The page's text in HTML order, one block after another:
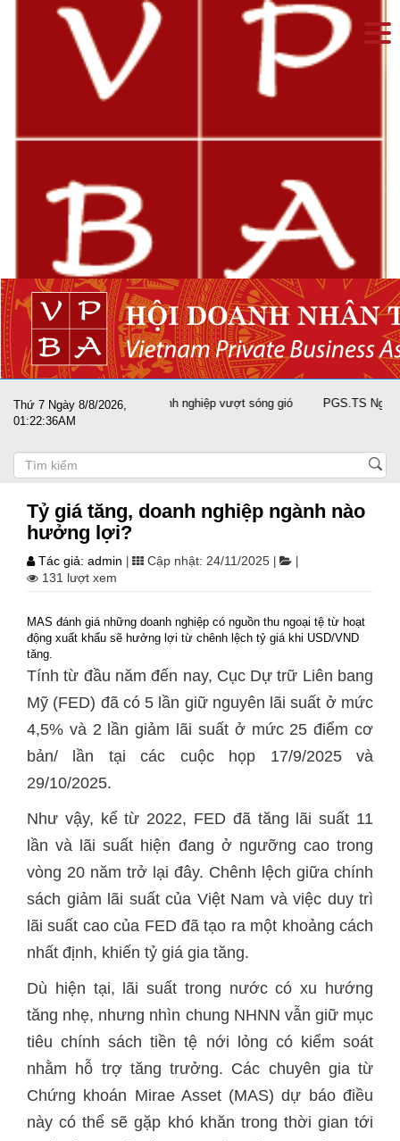
Thứ 7 Ngày 8/8/2026,
01:22:36AM
nước sát cánh cùng doanh nghiệp vượt sóng gió PGS.TS Nguyễn
Tỷ giá tăng, doanh nghiệp ngành nào
hưởng lợi?
Tác giả: admin Cập nhật: 24/11/2025
131 lượt xem
MAS đánh giá những doanh nghiệp có nguồn thu ngoại tệ từ hoạt
động xuất khẩu sẽ hưởng lợi từ chênh lệch tỷ giá khi USD/VND
tăng.
Tính từ đầu năm đến nay, Cục Dự trữ Liên bang
Mỹ (FED) đã có 5 lần giữ nguyên lãi suất ở mức
4,5% và 2 lần giảm lãi suất ở mức 25 điểm cơ
bản/ lần tại các cuộc họp 17/9/2025 và
29/10/2025.
Như vậy, kể từ 2022, FED đã tăng lãi suất 11
lần và lãi suất hiện đang ở ngưỡng cao trong
vòng 20 năm trở lại đây. Chênh lệch giữa chính
sách giảm lãi suất của Việt Nam và việc duy trì
lãi suất cao của FED đã tạo ra một khoảng cách
nhất định, khiến tỷ giá gia tăng.
Dù hiện tại, lãi suất trong nước có xu hướng
tăng nhẹ, nhưng nhìn chung NHNN vẫn giữ mục
tiêu chính sách tiền tệ nới lỏng có kiểm soát
nhằm hỗ trợ tăng trưởng. Các chuyên gia từ
Chứng khoán Mirae Asset (MAS) dự báo điều
này có thể sẽ gặp khó khăn trong thời gian tới